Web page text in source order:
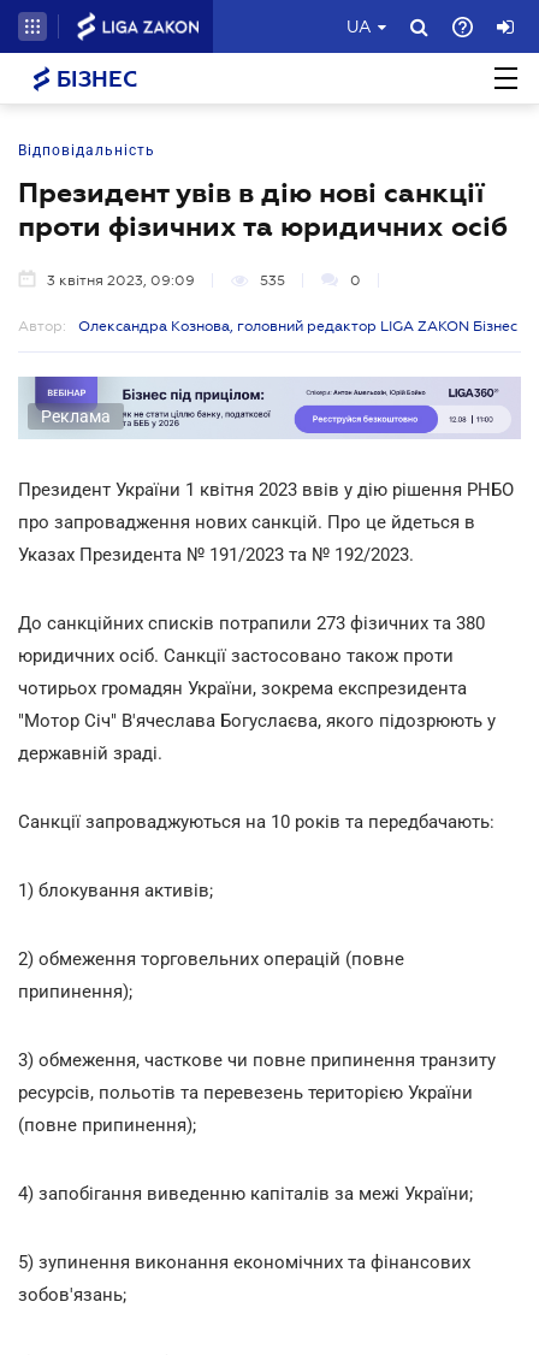
UA
БІЗНЕС
Відповідальність
Президент увів в дію нові санкції
проти фізичних та юридичних осіб
3 квітня 2023, 09:09 535 0
Автор: Олександра Кознова, головний редактор LIGA ZAKON Бізнес
Реклама
Президент України 1 квітня 2023 ввів у дію рішення РНБО
про запровадження нових санкцій. Про це йдеться в
Указах Президента № 191/2023 та № 192/2023.
До санкційних списків потрапили 273 фізичних та 380
юридичних осіб. Санкції застосовано також проти
чотирьох громадян України, зокрема експрезидента
"Мотор Січ" В'ячеслава Богуслаєва, якого підозрюють у
державній зраді.
Санкції запроваджуються на 10 років та передбачають:
1) блокування активів;
2) обмеження торговельних операцій (повне
припинення);
3) обмеження, часткове чи повне припинення транзиту
ресурсів, польотів та перевезень територією України
(повне припинення);
4) запобігання виведенню капіталів за межі України;
5) зупинення виконання економічних та фінансових
зобов'язань;